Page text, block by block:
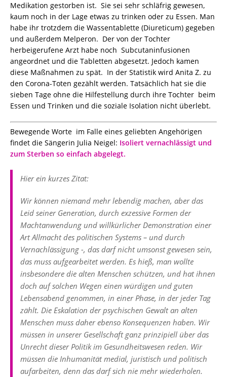
Medikation gestorben ist. Sie sei sehr schläfrig gewesen,
kaum noch in der Lage etwas zu trinken oder zu Essen. Man
habe ihr trotzdem die Wassentablette (Diureticum) gegeben
und außerdem Melperon. Der von der Tochter
herbeigerufene Arzt habe noch Subcutaninfusionen
angeordnet und die Tabletten abgesetzt. Jedoch kamen
diese Maßnahmen zu spät. In der Statistik wird Anita Z. zu
den Corona-Toten gezählt werden. Tatsächlich hat sie die
sieben Tage ohne die Hilfestellung durch ihre Tochter beim
Essen und Trinken und die soziale Isolation nicht überlebt.
Bewegende Worte im Falle eines geliebten Angehörigen
findet die Sängerin Julia Neigel: Isoliert vernachlässigt und
zum Sterben so einfach abgelegt.
Hier ein kurzes Zitat:
Wir können niemand mehr lebendig machen, aber das
Leid seiner Generation, durch exzessive Formen der
Machtanwendung und willkürlicher Demonstration einer
Art Allmacht des politischen Systems – und durch
Vernachlässigung -, das darf nicht umsonst gewesen sein,
das muss aufgearbeitet werden. Es hieß, man wollte
insbesondere die alten Menschen schützen, und hat ihnen
doch auf solchen Wegen einen würdigen und guten
Lebensabend genommen, in einer Phase, in der jeder Tag
zählt. Die Eskalation der psychischen Gewalt an alten
Menschen muss daher ebenso Konsequenzen haben. Wir
müssen in unserer Gesellschaft ganz prinzipiell über das
Unrecht dieser Politik im Gesundheitswesen reden. Wir
müssen die Inhumanität medial, juristisch und politisch
aufarbeiten, denn das darf sich nie mehr wiederholen.